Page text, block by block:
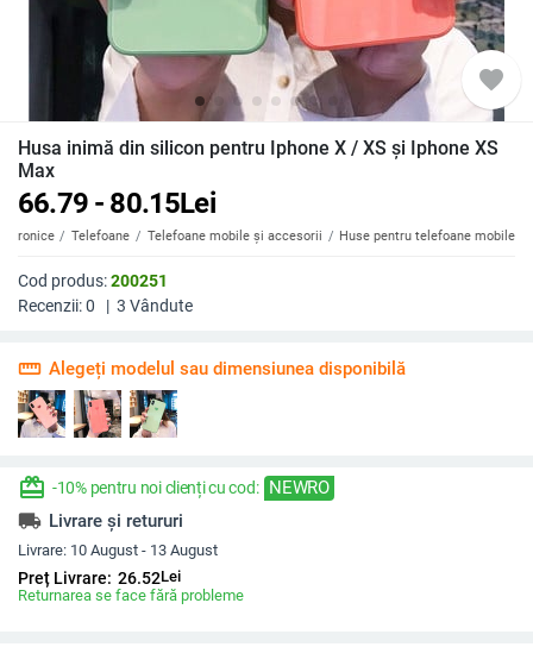
favorite
Husa inimă din silicon pentru Iphone X / XS și Iphone XS
Max
66.79 - 80.15Lei
Telefoane Telefoane mobile și accesorii Huse pentru telefoane mobile
Cod produs:200251
Recenzii:0 | 3 Vândute
straighten Alegeți modelul sau dimensiunea disponibilă
redeem -10% pentru noi clienți cu cod: NEWRO
local_shipping Livrare și retururi
Livrare: 10 August - 13 August
Preț Livrare: 26.52Lei
Returnarea se face fără probleme